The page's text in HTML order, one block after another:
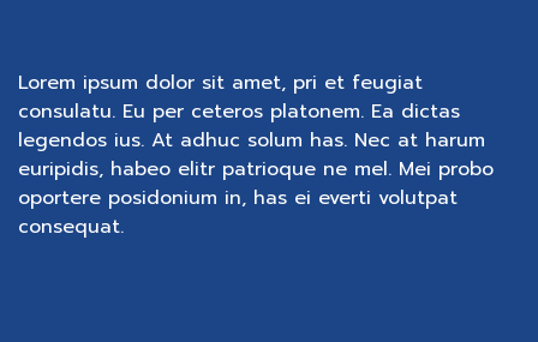
Lorem ipsum dolor sit amet, pri et feugiat
consulatu. Eu per ceteros platonem. Ea dictas
legendos ius. At adhuc solum has. Nec at harum
euripidis, habeo elitr patrioque ne mel. Mei probo
oportere posidonium in, has ei everti volutpat
consequat.